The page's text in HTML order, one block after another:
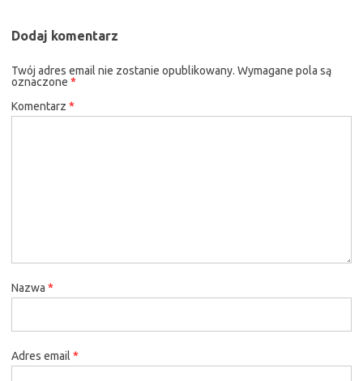
Dodaj komentarz
Twój adres email nie zostanie opublikowany. Wymagane pola są
oznaczone *
Komentarz *
Nazwa *
Adres email *